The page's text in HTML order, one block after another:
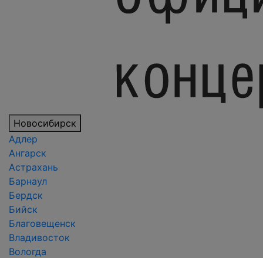
Новосибирск
Адлер
Ангарск
Астрахань
Барнаул
Бердск
Бийск
Благовещенск
Владивосток
Вологда